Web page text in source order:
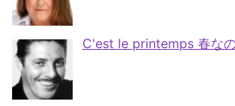
C'est le printemps 春な